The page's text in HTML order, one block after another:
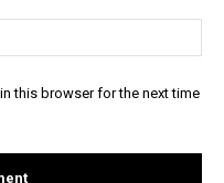
this browser for the next time